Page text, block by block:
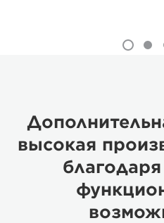
высокая